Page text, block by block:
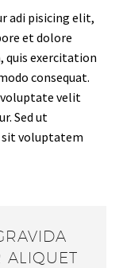
adi pisicing elit,
et dolore
quis exercitation
consequat.
voluptate velit
Sed ut
sit voluptatem
ALIQUET